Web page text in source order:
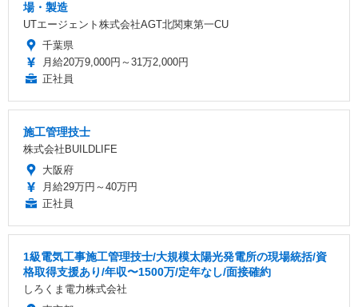
場・製造
UTエージェント株式会社AGT北関東第一CU
千葉県
月給20万9,000円～31万2,000円
正社員
施工管理技士
株式会社BUILDLIFE
大阪府
月給29万円～40万円
正社員
1級電気工事施工管理技士/大規模太陽光発電所の現場統括/資
格取得支援あり/年収〜1500万/定年なし/面接確約
しろくま電力株式会社